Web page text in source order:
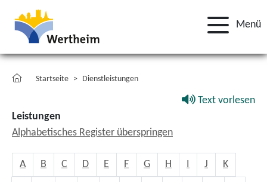
Menü
Startseite Dienstleistungen
Text vorlesen
Leistungen
Alphabetisches Register überspringen
A B C D E F G H I J K